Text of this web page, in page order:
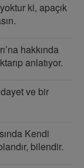
ki, apaçık
hakkında
anlatıyor.
ve bir
Kendi
bilendir.